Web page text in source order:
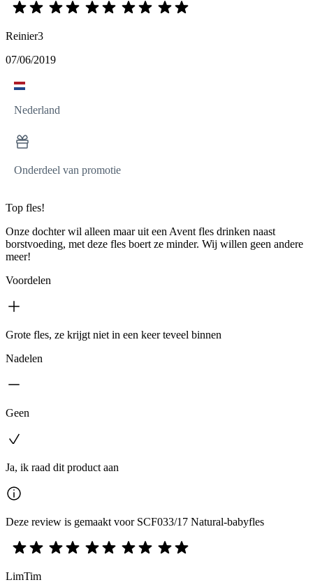
Reinier3
07/06/2019
Nederland
Onderdeel van promotie
Top fles!
Onze dochter wil alleen maar uit een Avent fles drinken naast
borstvoeding, met deze fles boert ze minder. Wij willen geen andere
meer!
Voordelen
Grote fles, ze krijgt niet in een keer teveel binnen
Nadelen
Geen
Ja, ik raad dit product aan
Deze review is gemaakt voor SCF033/17 Natural-babyfles
LimTim